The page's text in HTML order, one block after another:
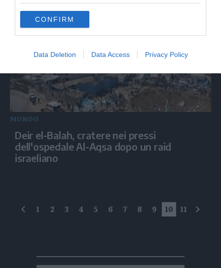
CONFIRM
Data Deletion Data Access Privacy Policy
MONDO
Deir el-Balah, cratere nei pressi
dell'ospedale Al-Aqsa dopo un raid
israeliano
precedente
1 2 3 4 5 6 7 8 9 10 11